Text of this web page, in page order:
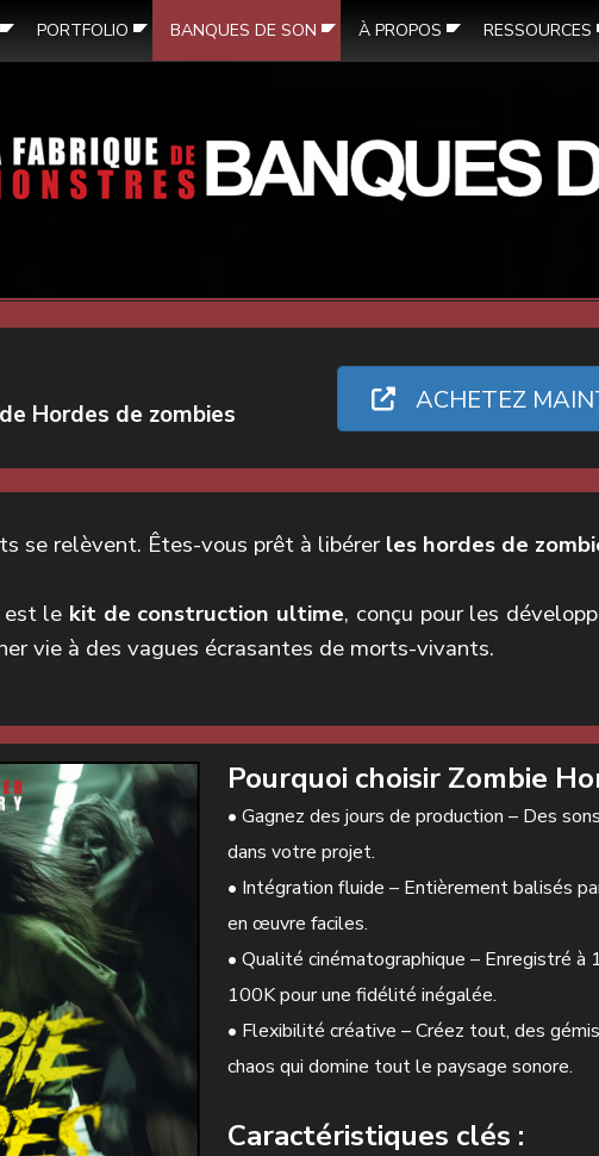
PORTFOLIO BANQUES DE SON À PROPOS RESSOURCES
Hordes de zombies ACHETEZ
se relèvent. Êtes-vous prêt à libérerles hordes de
est le kit de construction ultime, conçu pour les
vie à des vagues écrasantes de morts-vivants.
Pourquoi choisir Zombie
• Gagnez des jours de production – Des
dans votre projet.
• Intégration fluide – Entièrement balisés
en œuvre faciles.
• Qualité cinématographique – Enregistré
100K pour une fidélité inégalée.
• Flexibilité créative – Créez tout, des
chaos qui domine tout le paysage sonore.
Caractéristiques clés :